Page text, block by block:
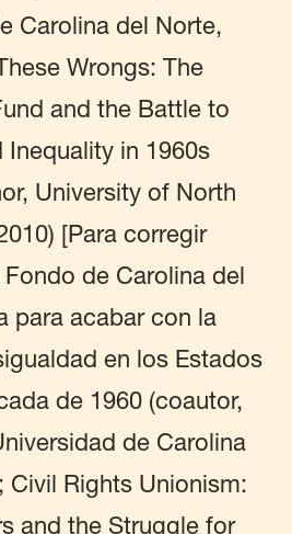
Carolina del Norte,
Wrongs: The
and the Battle to
Inequality in 1960s
University of North
[Para corregir
de Carolina del
para acabar con la
en los Estados
de 1960 (coautor,
de Carolina
Civil Rights Unionism:
and the Struggle for